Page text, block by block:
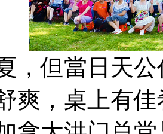
，但當日天
爽，桌上有